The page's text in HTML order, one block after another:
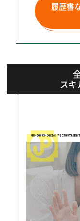
履歴書
スキ